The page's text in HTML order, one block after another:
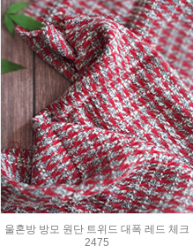
울혼방 방모 원단 트위드 대폭 레드 체크
2475